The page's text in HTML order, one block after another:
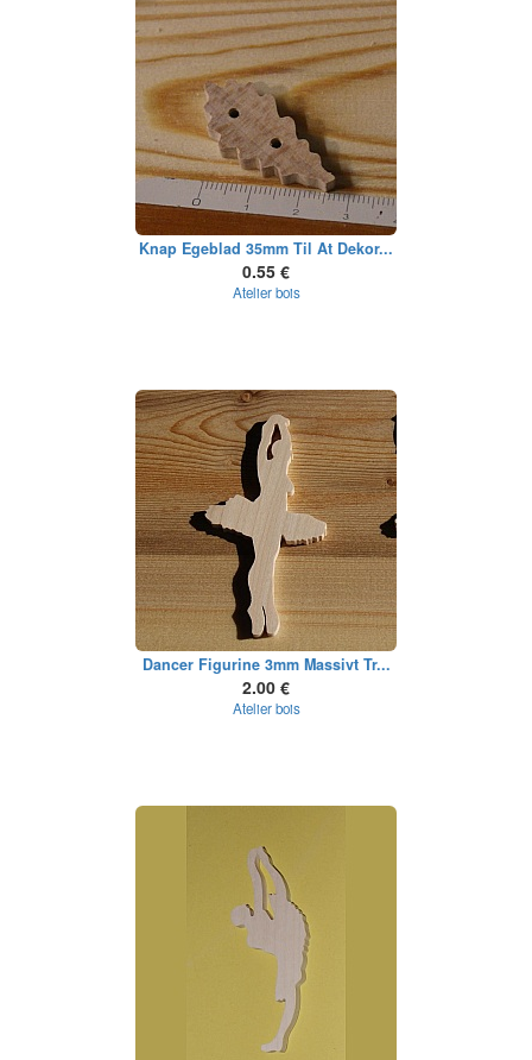
Knap Egeblad 35mm Til At Dekor...
0.55 €
Atelier bois
Dancer Figurine 3mm Massivt Tr...
2.00 €
Atelier bois